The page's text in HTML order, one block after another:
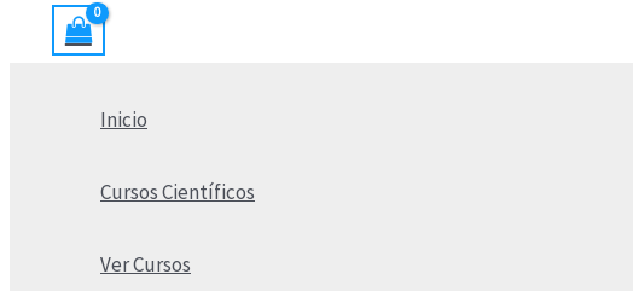
Inicio
Cursos Científicos
Ver Cursos